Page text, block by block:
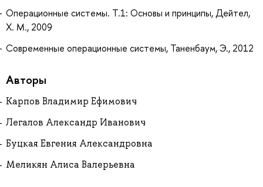
Операционные системы. Т.1: Основы и принципы, Дейтел,
Х. М., 2009
Современные операционные системы, Таненбаум, Э., 2012
Авторы
Карпов Владимир Ефимович
Легалов Александр Иванович
Буцкая Евгения Александровна
Меликян Алиса Валерьевна